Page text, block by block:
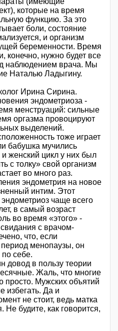
которые на время
функцию. За это
боли, состояние
и организм
беременности. Время
конечно, нужно будет все
наблюдением врача. Мы
Наталью Ладыгину.
Ирина Сирина.
эндометриоза -
менструаций: сильные
оргазма провоцируют
выделений.
тоже играет
бабушка мучились
женский цикл у них был
с толку» свой организм
во много раз.
эндометрия на новое
интим. Этот
чаще всего
в самый возраст
во время «этого» -
с врачом-
что, если
период менопаузы, он
по себе.
довод в пользу теории
Жаль, что многие
просто. Мужских объятий
избегать. Да и
не стоит, ведь матка
Не будите, как говорится,